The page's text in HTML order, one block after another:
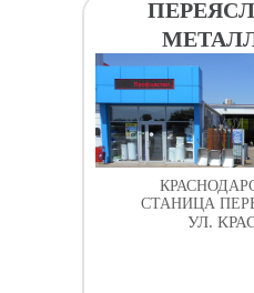
СТАНИЦА
УЛ.